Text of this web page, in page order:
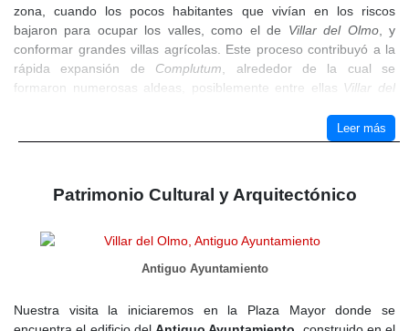
zona, cuando los pocos habitantes que vivían en los riscos
bajaron para ocupar los valles, como el de Villar del Olmo, y
conformar grandes villas agrícolas. Este proceso contribuyó a la
rápida expansión de Complutum , alrededor de la cual se
formaron numerosas aldeas, posiblemente entre ellas Villar del
Esta situación se mantuvo hasta la llegada de losvisigodosen el
no dejó en la comarca más vestigios que lahitación, es decir, la
La monarquía visigoda desapareció con la invasión árabe en el
, aunque no se tiene constancia de algún
En 1085,Alfonso VIconquistó Toledo y todas las tierras situadas
Leer más
Patrimonio Cultural y Arquitectónico
Antiguo Ayuntamiento
Nuestra visita la iniciaremos en la Plaza Mayor donde se